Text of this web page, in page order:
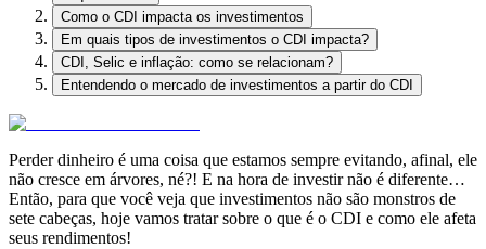
Como o CDI impacta os investimentos
Em quais tipos de investimentos o CDI impacta?
CDI, Selic e inflação: como se relacionam?
Entendendo o mercado de investimentos a partir do CDI
Perder dinheiro é uma coisa que estamos sempre evitando, afinal, ele
não cresce em árvores, né?! E na hora de investir não é diferente…
Então, para que você veja que investimentos não são monstros de
sete cabeças, hoje vamos tratar sobre o que é o CDI e como ele afeta
seus rendimentos!